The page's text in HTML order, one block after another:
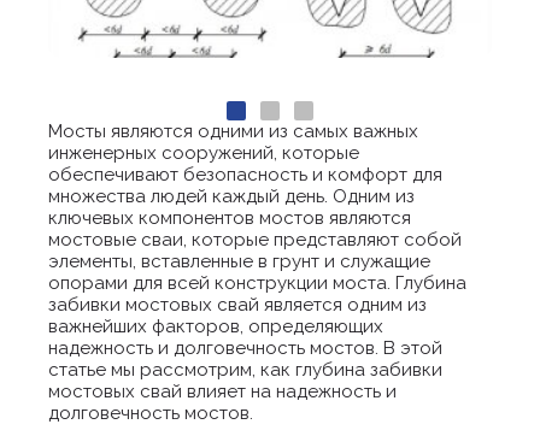
Мосты являются одними из самых важных
инженерных сооружений, которые
обеспечивают безопасность и комфорт для
множества людей каждый день. Одним из
ключевых компонентов мостов являются
мостовые сваи, которые представляют собой
элементы, вставленные в грунт и служащие
опорами для всей конструкции моста. Глубина
забивки мостовых свай является одним из
важнейших факторов, определяющих
надежность и долговечность мостов. В этой
статье мы рассмотрим, как глубина забивки
мостовых свай влияет на надежность и
долговечность мостов.